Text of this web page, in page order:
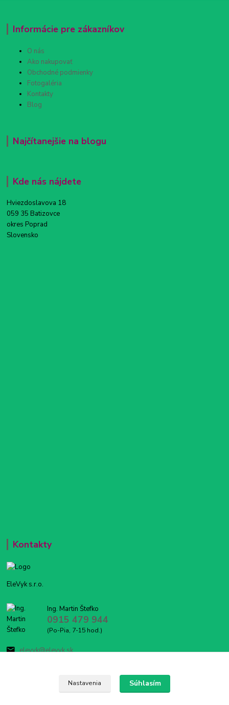
Informácie pre zákazníkov
O nás
Ako nakupovať
Obchodné podmienky
Fotogaléria
Kontakty
Blog
Najčítanejšie na blogu
Kde nás nájdete
Hviezdoslavova 18
059 35 Batizovce
okres Poprad
Slovensko
Kontakty
EleVyk s.r.o.
Ing. Martin Štefko
0915 479 944
(Po-Pia, 7-15 hod.)
elevyk@elevyk.sk
Nastavenia Súhlasím